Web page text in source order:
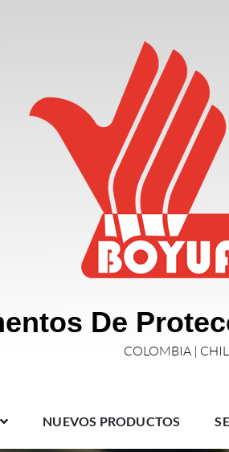
De
COLOMBIA |
NUEVOS PRODUCTOS